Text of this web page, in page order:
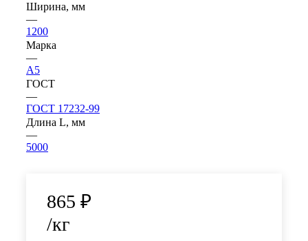
Ширина, мм
—
1200
Марка
—
А5
ГОСТ
—
ГОСТ 17232-99
Длина L, мм
—
5000
865 ₽
/кг